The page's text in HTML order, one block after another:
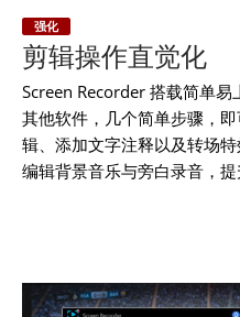
强化
剪辑操作直觉化
Screen Recorder 搭载简单
其他软件，几个简单步骤，
辑、添加文字注释以及转场
编辑背景音乐与旁白录音，提